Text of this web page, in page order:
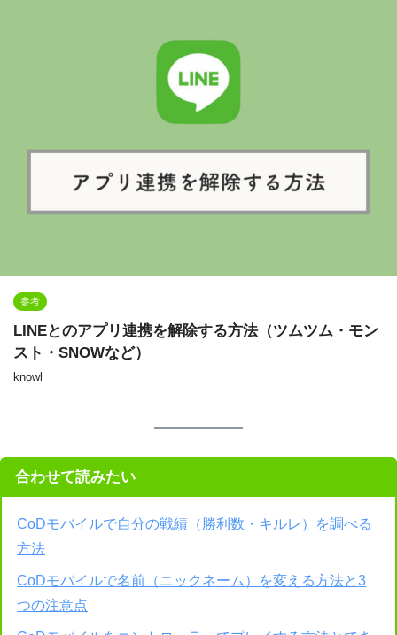
参考
LINEとのアプリ連携を解除する方法（ツムツム・モン
スト・SNOWなど）
knowl
合わせて読みたい
CoDモバイルで自分の戦績（勝利数・キルレ）を調べる
方法
CoDモバイルで名前（ニックネーム）を変える方法と3
つの注意点